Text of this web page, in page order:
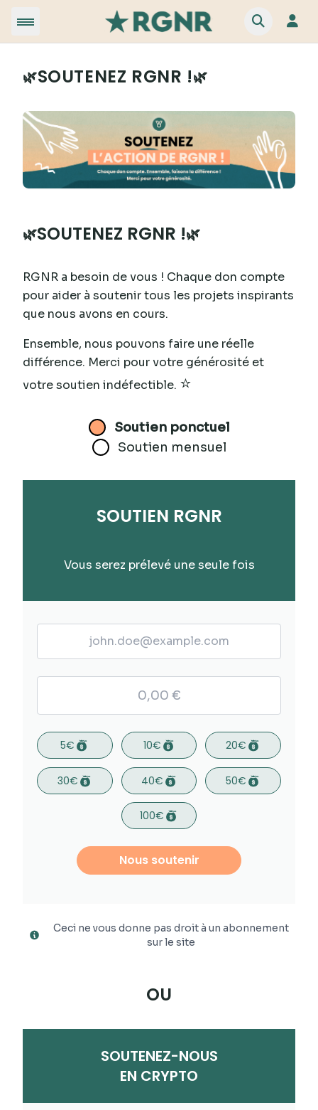
🌿SOUTENEZ RGNR !🌿
🌿SOUTENEZ RGNR !🌿
RGNR a besoin de vous ! Chaque don compte
pour aider à soutenir tous les projets inspirants
que nous avons en cours.
Ensemble, nous pouvons faire une réelle
différence. Merci pour votre générosité et
votre soutien indéfectible. ⭐
Soutien ponctuel
Soutien mensuel
SOUTIEN RGNR
Vous serez prélevé une seule fois
5€ 10€ 20€
30€ 40€ 50€
100€
Nous soutenir
Ceci ne vous donne pas droit à un abonnement
sur le site
OU
SOUTENEZ-NOUS
EN CRYPTO